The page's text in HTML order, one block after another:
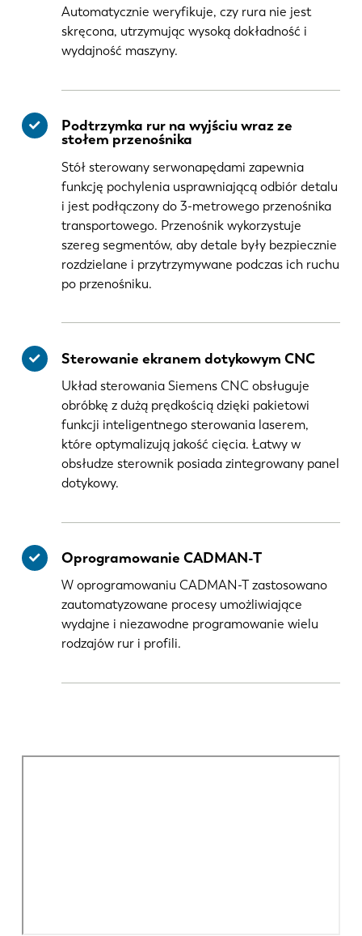
Automatycznie weryfikuje, czy rura nie jest
skręcona, utrzymując wysoką dokładność i
wydajność maszyny.
Podtrzymka rur na wyjściu wraz ze
stołem przenośnika
Stół sterowany serwonapędami zapewnia
funkcję pochylenia usprawniającą odbiór detalu
i jest podłączony do 3-metrowego przenośnika
transportowego. Przenośnik wykorzystuje
szereg segmentów, aby detale były bezpiecznie
rozdzielane i przytrzymywane podczas ich ruchu
po przenośniku.
Sterowanie ekranem dotykowym CNC
Układ sterowania Siemens CNC obsługuje
obróbkę z dużą prędkością dzięki pakietowi
funkcji inteligentnego sterowania laserem,
które optymalizują jakość cięcia. Łatwy w
obsłudze sterownik posiada zintegrowany panel
dotykowy.
Oprogramowanie CADMAN-T
W oprogramowaniu CADMAN-T zastosowano
zautomatyzowane procesy umożliwiające
wydajne i niezawodne programowanie wielu
rodzajów rur i profili.